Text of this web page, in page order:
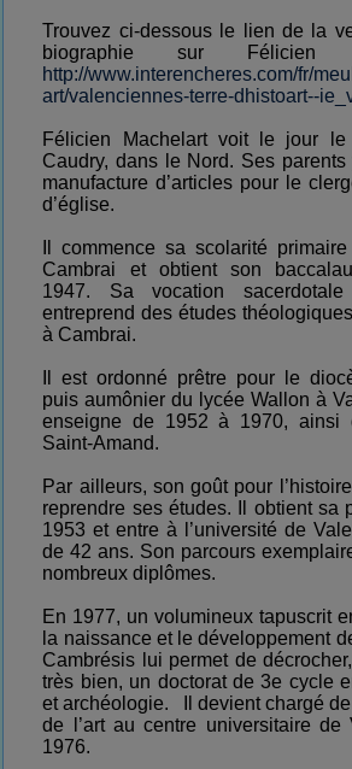
Trouvez ci-dessous le lien de la
biographie sur Félicien
http://www.interencheres.com/fr/
art/valenciennes-terre-dhistoart--
Félicien Machelart voit le jour
Caudry, dans le Nord. Ses
manufacture d’articles pour le
d’église.
Il commence sa scolarité
Cambrai et obtient son
1947. Sa vocation
entreprend des études
à Cambrai.
Il est ordonné prêtre pour le
puis aumônier du lycée Wallon à
enseigne de 1952 à 1970, ainsi
Saint-Amand.
Par ailleurs, son goût pour
reprendre ses études. Il obtient sa
1953 et entre à l’université de
de 42 ans. Son parcours
nombreux diplômes.
En 1977, un volumineux tapuscrit
la naissance et le développement
Cambrésis lui permet de
très bien, un doctorat de 3e cycle
et archéologie. Il devient chargé
de l’art au centre universitaire de
1976.